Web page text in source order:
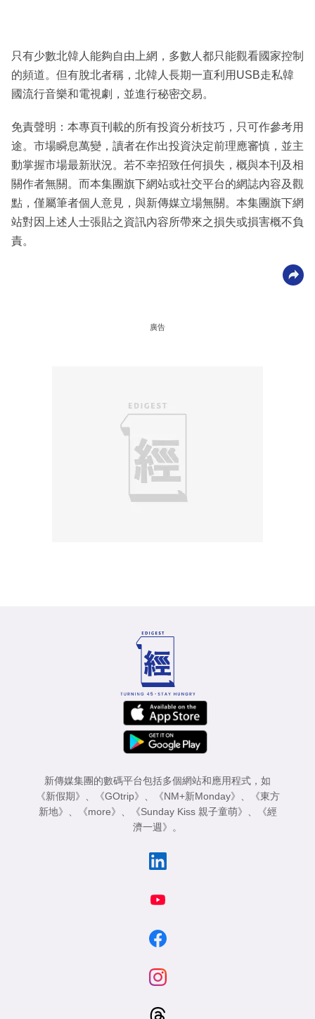
只有少數北韓人能夠自由上網，多數人都只能觀看國家控制
的頻道。但有脫北者稱，北韓人長期一直利用USB走私韓
國流行音樂和電視劇，並進行秘密交易。
免責聲明：本專頁刊載的所有投資分析技巧，只可作參考用
途。市場瞬息萬變，讀者在作出投資決定前理應審慎，並主
動掌握市場最新狀況。若不幸招致任何損失，概與本刊及相
關作者無關。而本集團旗下網站或社交平台的網誌內容及觀
點，僅屬筆者個人意見，與新傳媒立場無關。本集團旗下網
站對因上述人士張貼之資訊內容所帶來之損失或損害概不負
責。
廣告
新傳媒集團的數碼平台包括多個網站和應用程式，如
《新假期》 、 《GOtrip》 、 《NM+新Monday》 、
《東方
新地》 、 《more》 、 《Sunday Kiss 親子童萌》 、
《經
濟一週》 。